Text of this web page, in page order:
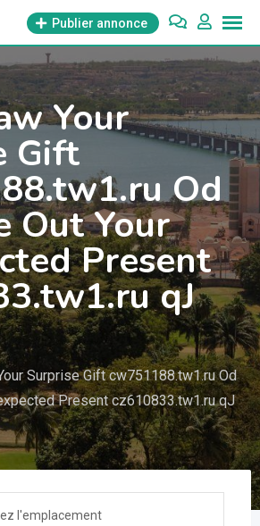
Publier annonce
Your
Gift
Od
Out Your
Present
qJ
Surprise Gift cw751188.tw1.ru Od
Present cz610833.tw1.ru qJ
l'emplacement